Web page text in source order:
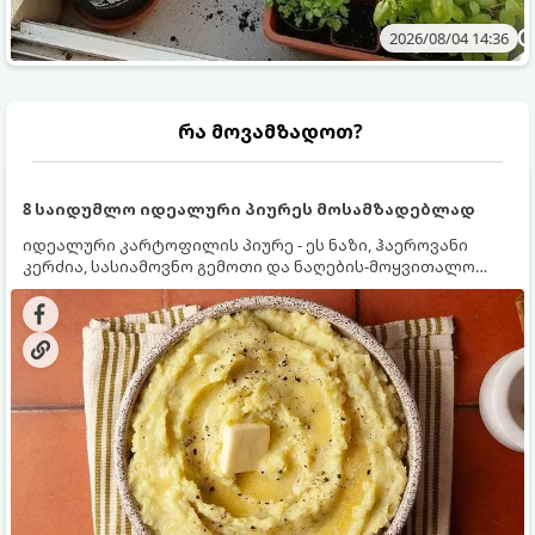
2026/08/04 14:36
რა მოვამზადოთ?
8 საიდუმლო იდეალური პიურეს მოსამზადებლად
იდეალური კარტოფილის პიურე - ეს ნაზი, ჰაეროვანი
კერძია, სასიამოვნო გემოთი და ნაღების-მოყვითალო
ფერით. მისი მომზადება ძალიან მარტივია, მაგრამ
არსებობს რამდენიმე საიდუმლო, რომლებიც უნდა
იცოდეთ, რომ პიურე იდეალურად გემრიელი გამოვიდეს.